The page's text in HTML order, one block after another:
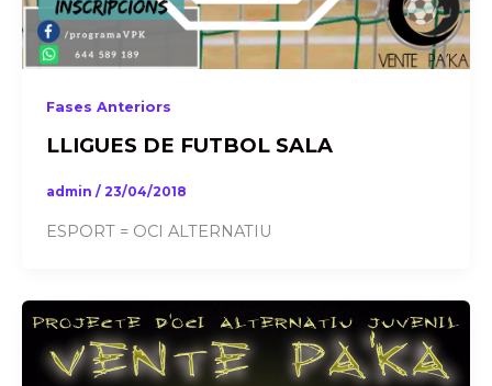
Fases Anteriors
LLIGUES DE FUTBOL SALA
admin / 23/04/2018
ESPORT = OCI ALTERNATIU